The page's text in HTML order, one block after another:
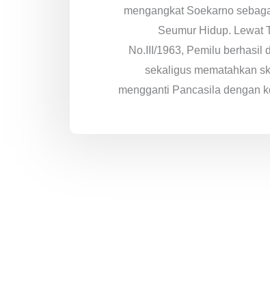
mengangkat Soekarno
Seumur Hidup. Lewat
No.III/1963, Pemilu berhasil
sekaligus mematahkan
mengganti Pancasila dengan